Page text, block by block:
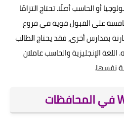
أو الحاسب أصلًا. تحتاج التزامًا
على القبول قوية في فروع
بمدارس أخرى، فقد يحتاج الطالب
الإنجليزية والحاسب عاملان
نفسها.